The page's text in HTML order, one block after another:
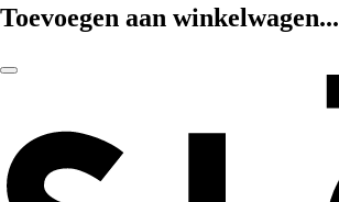
Toevoegen aan winkelwagen...